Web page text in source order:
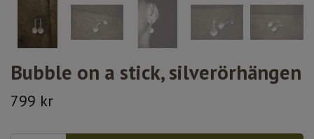
Bubble on a stick, silverörhängen
799 kr